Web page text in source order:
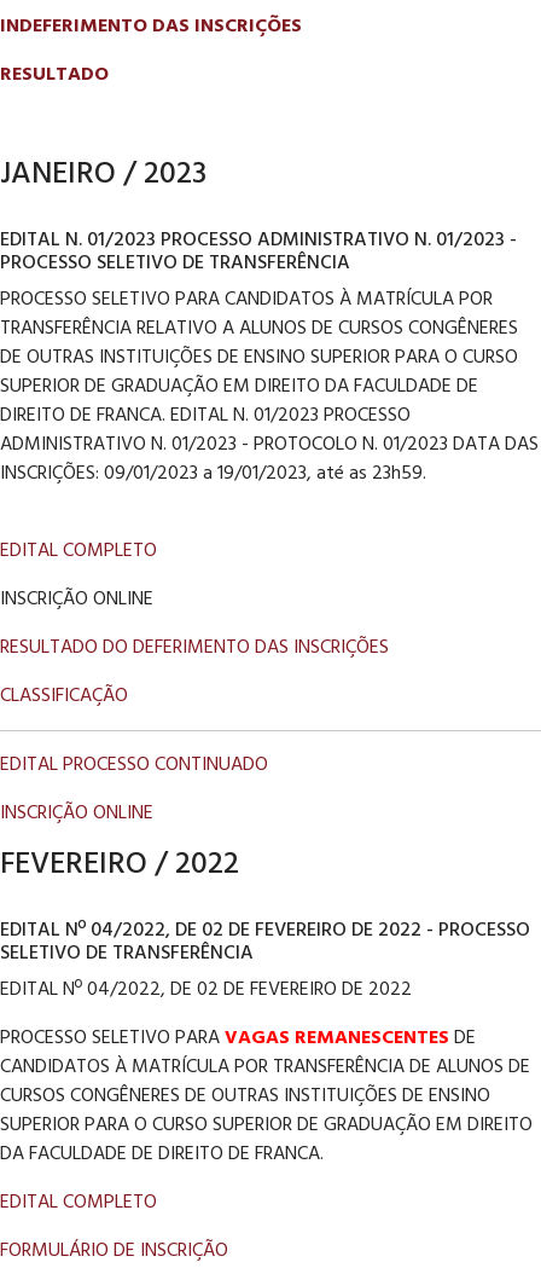
INDEFERIMENTO DAS INSCRIÇÕES
RESULTADO
JANEIRO / 2023
EDITAL N. 01/2023 PROCESSO ADMINISTRATIVO N. 01/2023 -
PROCESSO SELETIVO DE TRANSFERÊNCIA
PROCESSO SELETIVO PARA CANDIDATOS À MATRÍCULA POR
TRANSFERÊNCIA RELATIVO A ALUNOS DE CURSOS CONGÊNERES
DE OUTRAS INSTITUIÇÕES DE ENSINO SUPERIOR PARA O CURSO
SUPERIOR DE GRADUAÇÃO EM DIREITO DA FACULDADE DE
DIREITO DE FRANCA. EDITAL N. 01/2023 PROCESSO
ADMINISTRATIVO N. 01/2023 - PROTOCOLO N. 01/2023 DATA DAS
INSCRIÇÕES: 09/01/2023 a 19/01/2023, até as 23h59.
EDITAL COMPLETO
INSCRIÇÃO ONLINE
RESULTADO DO DEFERIMENTO DAS INSCRIÇÕES
CLASSIFICAÇÃO
EDITAL PROCESSO CONTINUADO
INSCRIÇÃO ONLINE
FEVEREIRO / 2022
EDITAL Nº 04/2022, DE 02 DE FEVEREIRO DE 2022 - PROCESSO
SELETIVO DE TRANSFERÊNCIA
EDITAL Nº 04/2022, DE 02 DE FEVEREIRO DE 2022
PROCESSO SELETIVO PARAVAGAS REMANESCENTESDE
CANDIDATOS À MATRÍCULA POR TRANSFERÊNCIA DE ALUNOS DE
CURSOS CONGÊNERES DE OUTRAS INSTITUIÇÕES DE ENSINO
SUPERIOR PARA O CURSO SUPERIOR DE GRADUAÇÃO EM DIREITO
DA FACULDADE DE DIREITO DE FRANCA.
EDITAL COMPLETO
FORMULÁRIO DE INSCRIÇÃO